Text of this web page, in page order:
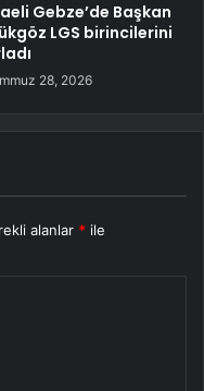
Gebze’de Başkan
LGS birincilerini
28, 2026
alanlar * ile